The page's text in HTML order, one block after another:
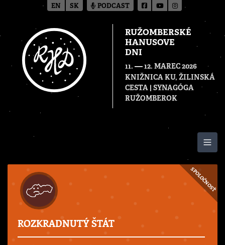
RUŽOMBERSKÉ
HANUSOVE
DNI
11. — 12. MAREC 2026
KNIŽNICA KU, ŽILINSKÁ
CESTA | SYNAGÓGA
RUŽOMBEROK
SPOLOČNOSŤ
ROZKRADNUTÝ ŠTÁT
EN SK PODCAST